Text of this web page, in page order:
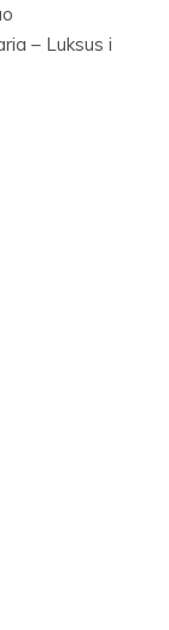
– Luksus i